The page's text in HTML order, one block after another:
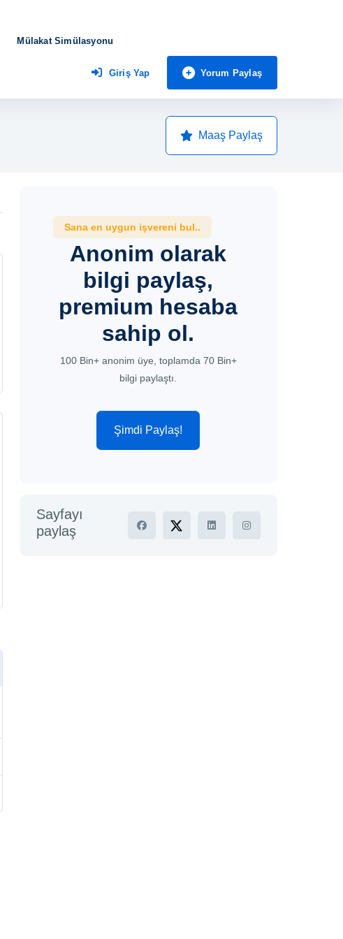
Mülakat Simülasyonu
Giriş Yap Yorum Paylaş
Maaş Paylaş
Sana en uygun işvereni bul..
Anonim olarak
bilgi paylaş,
premium hesaba
sahip ol.
100 Bin+ anonim üye, toplamda 70 Bin+
bilgi paylaştı.
Şimdi Paylaş!
Sayfayı
paylaş